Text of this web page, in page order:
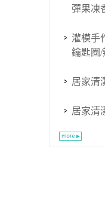
彈果凍
灌模手
鑰匙圈/
居家清
居家清